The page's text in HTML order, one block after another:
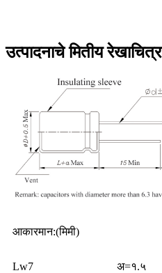
उत्पादनाचे मितीय रेखाचित्र
आकारमान:(मिमी)
Lw7 अ=१.५